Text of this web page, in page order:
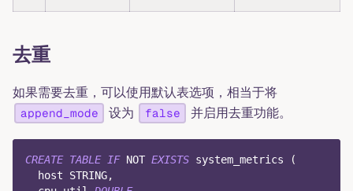
去重
如果需要去重，可以使用默认表选项，相当于将
append_mode 设为 false 并启用去重功能。
CREATE TABLE IF NOT EXISTS system_metrics
(
  host STRING
,